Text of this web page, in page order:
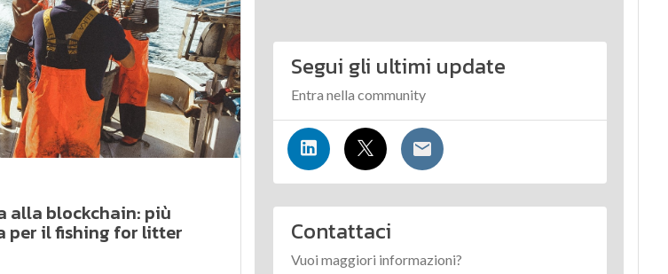
alla blockchain: più
per il fishing for litter
Segui gli ultimi update
Entra nella community
Contattaci
Vuoi maggiori informazioni?